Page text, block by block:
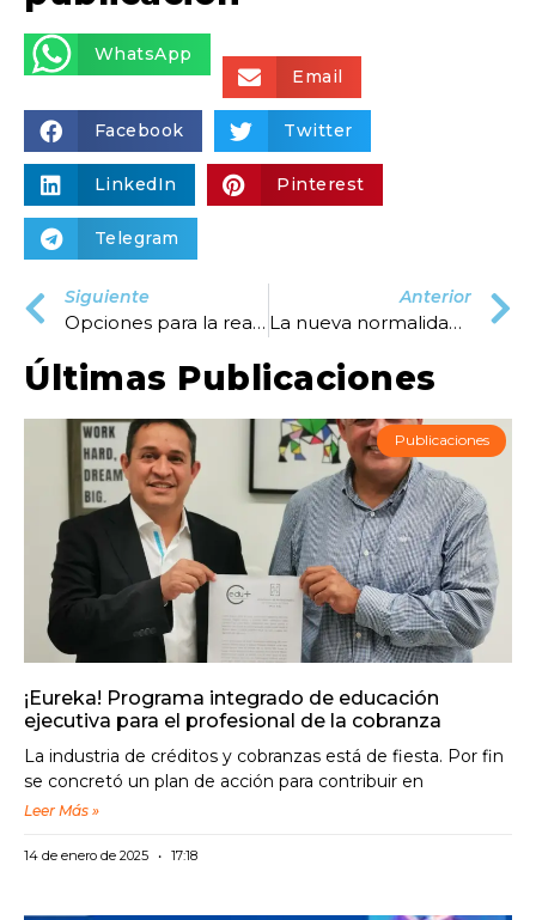
WhatsApp
Email
Facebook Twitter
LinkedIn Pinterest
Telegram
Siguiente
Opciones para la reactivación de un call center
Anterior
La nueva normalidad de créditos y cobranzas
Últimas Publicaciones
Publicaciones
¡Eureka! Programa integrado de educación
ejecutiva para el profesional de la cobranza
La industria de créditos y cobranzas está de fiesta. Por fin
se concretó un plan de acción para contribuir en
Leer Más »
14 de enero de 2025 17:18